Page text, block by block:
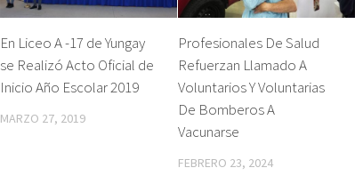
En Liceo A -17 de Yungay
se Realizó Acto Oficial de
Inicio Año Escolar 2019
MARZO 27, 2019
Profesionales De Salud
Refuerzan Llamado A
Voluntarios Y Voluntarias
De Bomberos A
Vacunarse
FEBRERO 23, 2024